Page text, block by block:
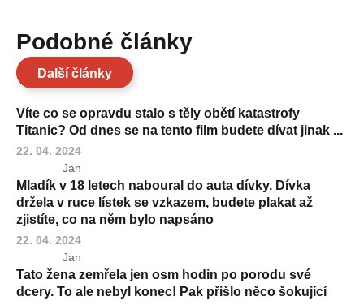
Podobné články
Další články
Víte co se opravdu stalo s těly obětí katastrofy
Titanic? Od dnes se na tento film budete dívat jinak ...
22. 04. 2024
Jan
Mladík v 18 letech naboural do auta dívky. Dívka
držela v ruce lístek se vzkazem, budete plakat až
zjistíte, co na něm bylo napsáno
22. 04. 2024
Jan
Tato žena zemřela jen osm hodin po porodu své
dcery. To ale nebyl konec! Pak přišlo něco šokující